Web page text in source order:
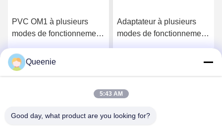
PVC OM1 à plusieurs
modes de fonctionnement
de Sc de tresse de fibre
Obtenez le meilleur prix
Adaptateur à plusieurs
modes de fonctionnement
Queenie
5:43 AM
Good day, what product are you looking for?